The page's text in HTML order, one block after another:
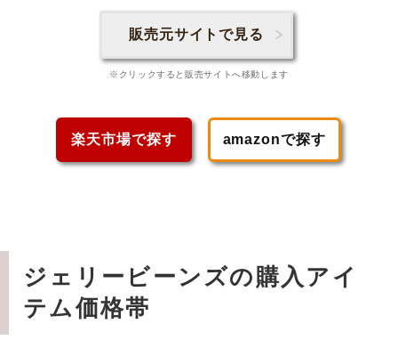
販売元サイトで見る
※クリックすると販売サイトへ移動します
楽天市場で探す amazonで探す
ジェリービーンズの購入アイ
テム価格帯